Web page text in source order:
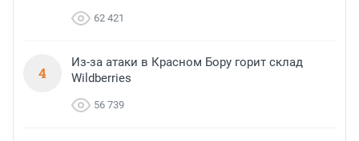
62 421
4
Из-за атаки в Красном Бору горит склад
Wildberries
56 739